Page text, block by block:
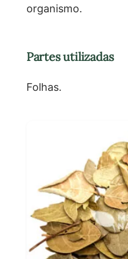
organismo.
Partes utilizadas
Folhas.